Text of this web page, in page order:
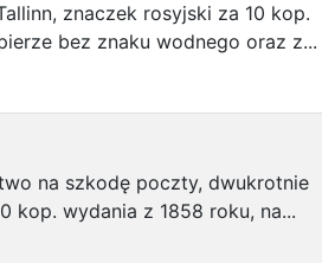
znaczek rosyjski za 10 kop.
bez znaku wodnego oraz z...
na szkodę poczty, dwukrotnie
kop. wydania z 1858 roku, na...